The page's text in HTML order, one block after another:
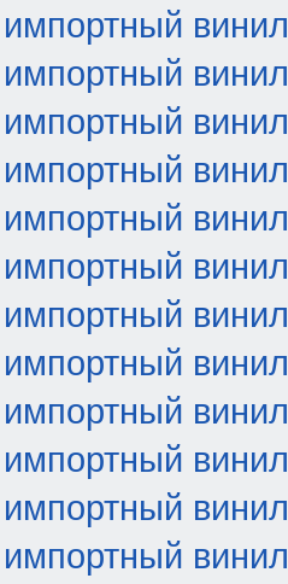
винил
винил
винил
винил
винил
винил
винил
винил
винил
винил
винил
винил